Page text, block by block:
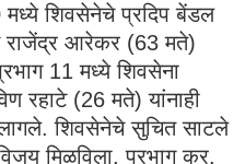
मध्ये शिवसेनेचे प्रदिप बेंडल
राजेंद्र आरेकर (63 मते)
11 मध्ये शिवसेना
रहाटे (26 मते) यांनाही
लागले. शिवसेनेचे सुचित साटले
मिळविला. प्रभाग क्र.